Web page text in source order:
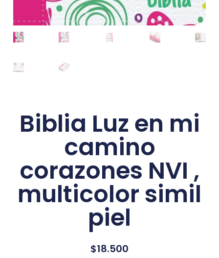
Biblia Luz en mi
camino
corazones NVI ,
multicolor simil
piel
$18.500